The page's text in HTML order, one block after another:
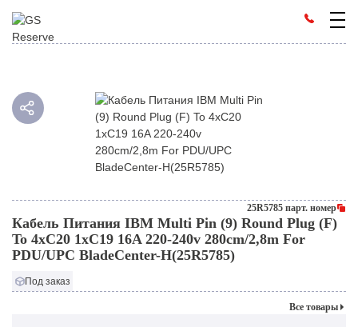
25R5785 парт. номер
Кабель Питания IBM Multi Pin (9) Round Plug (F)
To 4xC20 1xC19 16A 220-240v 280cm/2,8m For
PDU/UPC BladeCenter-H(25R5785)
Под заказ
Все товары